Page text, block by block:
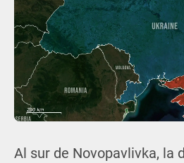
Al sur de Novopavlivka, la